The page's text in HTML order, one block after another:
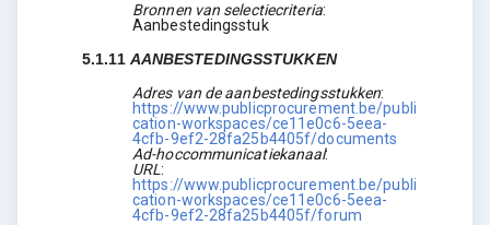
Bronnen van selectiecriteria:
Aanbestedingsstuk
5.1.11 AANBESTEDINGSSTUKKEN
Adres van de aanbestedingsstukken:
https://www.publicprocurement.be/publi
cation-workspaces/ce11e0c6-5eea-
4cfb-9ef2-28fa25b4405f/documents
Ad-hoccommunicatiekanaal:
URL:
https://www.publicprocurement.be/publi
cation-workspaces/ce11e0c6-5eea-
4cfb-9ef2-28fa25b4405f/forum